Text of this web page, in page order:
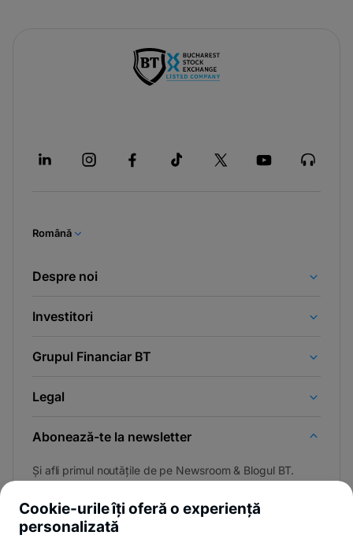
Română
Despre noi
Investitori
Grupul Financiar BT
Legal
Abonează-te la newsletter
Și afli primul noutățile de pe Newsroom & Blogul BT.
Cookie-urile îți oferă o experiență
personalizată